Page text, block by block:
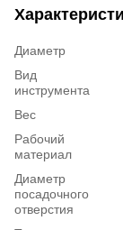
Диаметр
Вид
инструмента
Вес
Рабочий
материал
Диаметр
посадочного
отверстия